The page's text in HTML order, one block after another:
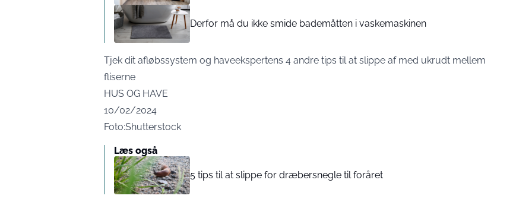
Derfor må du ikke smide bademåtten i vaskemaskinen
Tjek dit afløbssystem og haveekspertens 4 andre tips til at slippe af med ukrudt mellem
fliserne
HUS OG HAVE
10/02/2024
Foto:Shutterstock
Læs også
5 tips til at slippe for dræbersnegle til foråret